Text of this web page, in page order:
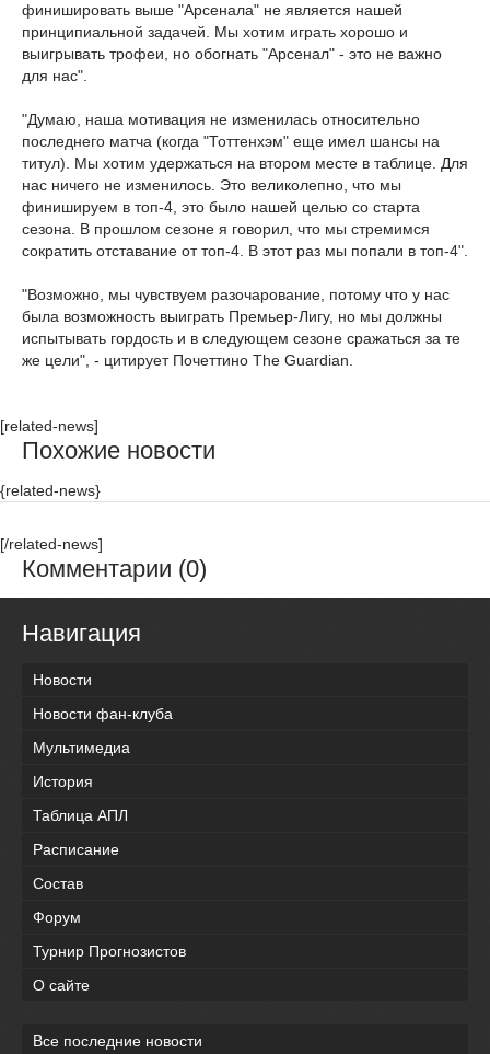
финишировать выше "Арсенала" не является нашей
принципиальной задачей. Мы хотим играть хорошо и
выигрывать трофеи, но обогнать "Арсенал" - это не важно
для нас".
"Думаю, наша мотивация не изменилась относительно
последнего матча (когда "Тоттенхэм" еще имел шансы на
титул). Мы хотим удержаться на втором месте в таблице. Для
нас ничего не изменилось. Это великолепно, что мы
финишируем в топ-4, это было нашей целью со старта
сезона. В прошлом сезоне я говорил, что мы стремимся
сократить отставание от топ-4. В этот раз мы попали в топ-4".
"Возможно, мы чувствуем разочарование, потому что у нас
была возможность выиграть Премьер-Лигу, но мы должны
испытывать гордость и в следующем сезоне сражаться за те
же цели", - цитирует Почеттино The Guardian.
[related-news]
Похожие новости
{related-news}
[/related-news]
Комментарии (0)
Навигация
Новости
Новости фан-клуба
Мультимедиа
История
Таблица АПЛ
Расписание
Состав
Форум
Турнир Прогнозистов
О сайте
Все последние новости